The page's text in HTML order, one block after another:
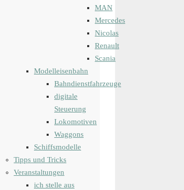
MAN
Mercedes
Nicolas
Renault
Scania
Modelleisenbahn
Bahndienstfahrzeuge
digitale
Steuerung
Lokomotiven
Waggons
Schiffsmodelle
Tipps und Tricks
Veranstaltungen
ich stelle aus